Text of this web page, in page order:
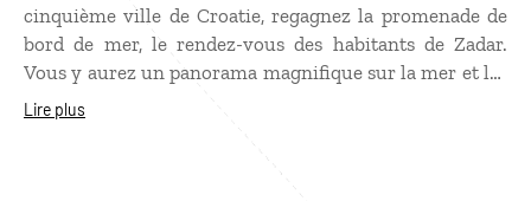
cinquième ville de Croatie, regagnez la promenade de
bord de mer, le rendez-vous des habitants de Zadar.
Vous y aurez un panorama magnifique sur la mer et les
îles au large. Et, en récompense, vous profiterez de la
Lire plus